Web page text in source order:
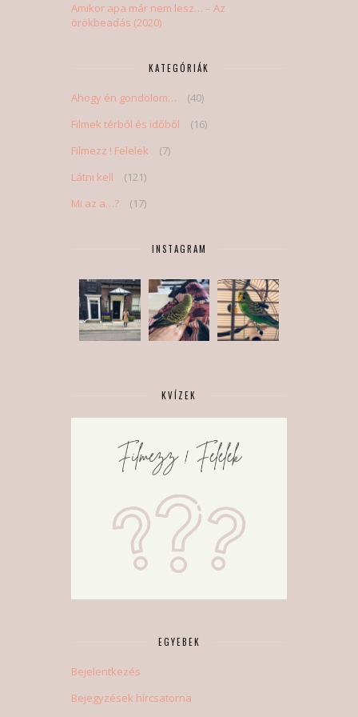
Amikor apa már nem lesz… – Az
örökbeadás (2020)
KATEGÓRIÁK
Ahogy én gondolom…
(40)
Filmek térből és időből
(16)
Filmezz ! Felelek
(7)
Látni kell
(121)
Mi az a…?
(17)
INSTAGRAM
KVÍZEK
EGYEBEK
Bejelentkezés
Bejegyzések hírcsatorna